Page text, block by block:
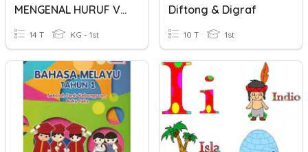
MENGENAL HURUF VOKAL
14 T KG - 1st
Diftong & Digraf
10 T 1st